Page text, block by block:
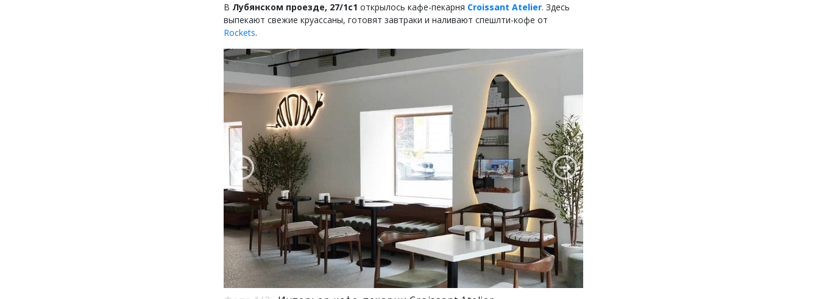
В Лубянском проезде, 27/1с1 открылось кафе-пекарня Croissant Atelier. Здесь
выпекают свежие круассаны, готовят завтраки и наливают спешлти-кофе от
Rockets.